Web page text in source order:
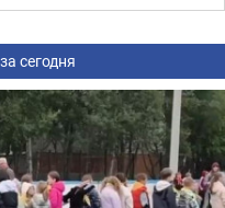
сегодня